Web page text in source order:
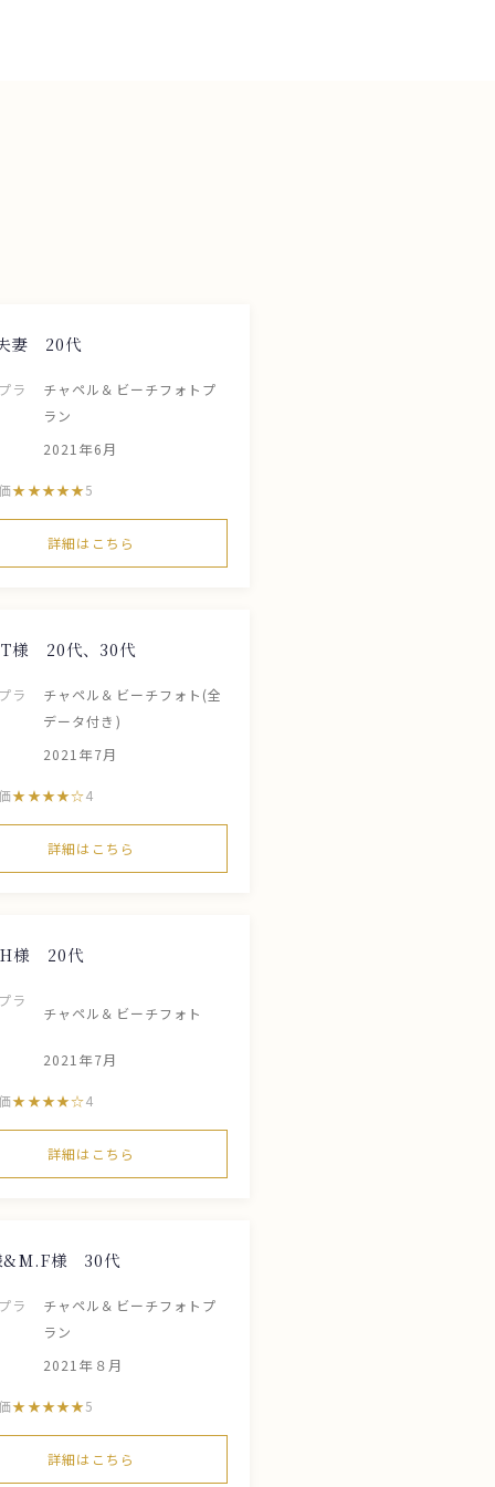
妻 20代
ラ
チャペル＆ビーチフォトプ
ラン
2021年6月
5
詳細はこちら
T様 20代、30代
ラ
チャペル＆ビーチフォト(全
データ付き)
2021年7月
4
詳細はこちら
H様 20代
ラ
チャペル＆ビーチフォト
2021年7月
4
詳細はこちら
&M.F様 30代
ラ
チャペル＆ビーチフォトプ
ラン
2021年８月
5
詳細はこちら